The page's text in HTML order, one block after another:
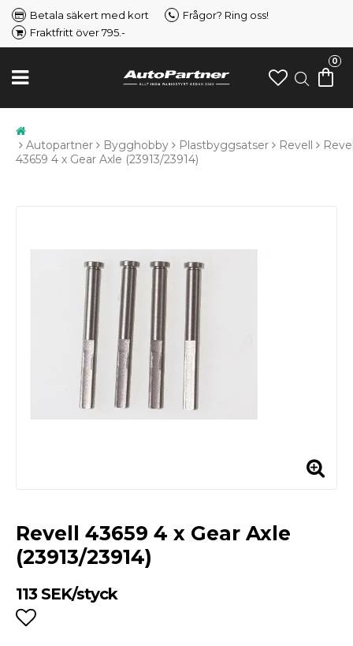
Betala säkert med kort
Frågor? Ring oss!
Fraktfritt över 795.-
0
Autopartner Bygghobby Plastbyggsatser Revell
43659 4 x Gear Axle (23913/23914)
Revell 43659 4 x Gear Axle
(23913/23914)
113 SEK/styck